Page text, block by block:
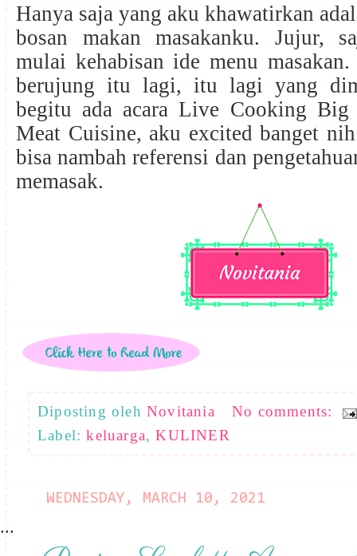
Hanya saja yang aku khawatirkan
bosan makan masakanku. Jujur,
mulai kehabisan ide menu
berujung itu lagi, itu lagi yang
begitu ada acara Live Cooking Big
Meat Cuisine, aku excited banget
bisa nambah referensi dan
memasak.
Diposting oleh Novitania
No comments:
Label:keluarga,KULINER
WEDNESDAY, MARCH 10, 2021
...